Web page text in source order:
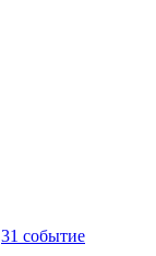
31 событие